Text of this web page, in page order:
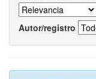
Autor/registro